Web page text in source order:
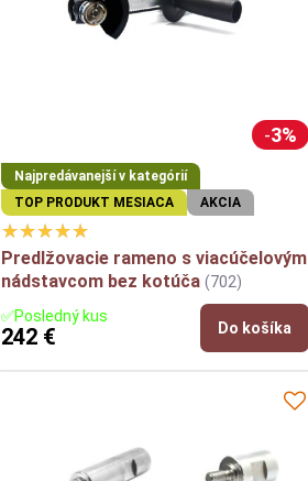
3%
Najpredávanejší v kategórií
TOP PRODUKT MESIACA
AKCIA
Predlžovacie rameno s viacúčelovým
nádstavcom bez kotúča (702)
✅Posledný kus
242 € Do košíka